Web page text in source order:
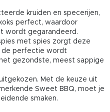
kruiden en specerijen,
perfect, waardoor
wordt gegarandeerd.
met spies zorgt deze
de perfectie wordt
gezondste, meest sappige
Met de keuze uit
Sweet BBQ, moet je
smaken.